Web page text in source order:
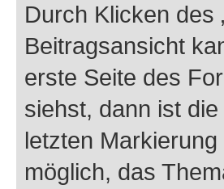
Durch Klicken des
Beitragsansicht
erste Seite des
siehst, dann ist
letzten
möglich, das